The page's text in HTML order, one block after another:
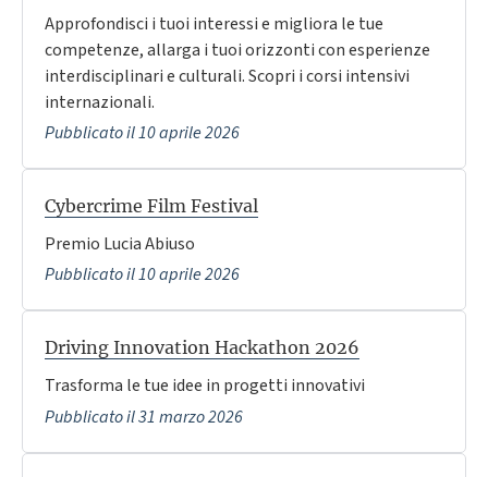
Approfondisci i tuoi interessi e migliora le tue
competenze, allarga i tuoi orizzonti con esperienze
interdisciplinari e culturali. Scopri i corsi intensivi
internazionali.
Pubblicato il 10 aprile 2026
Cybercrime Film Festival
Premio Lucia Abiuso
Pubblicato il 10 aprile 2026
Driving Innovation Hackathon 2026
Trasforma le tue idee in progetti innovativi
Pubblicato il 31 marzo 2026